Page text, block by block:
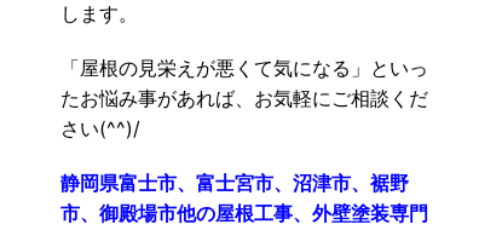
します。
「屋根の見栄えが悪くて気になる」といっ
たお悩み事があれば、お気軽にご相談くだ
さい(^^)/
静岡県富士市、富士宮市、沼津市、裾野
市、御殿場市他の屋根工事、外壁塗装専門